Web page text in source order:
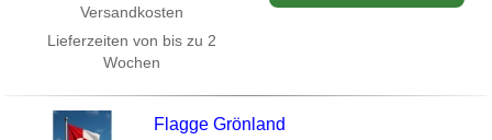
Versandkosten
Lieferzeiten von bis zu 2
Wochen
Flagge Grönland